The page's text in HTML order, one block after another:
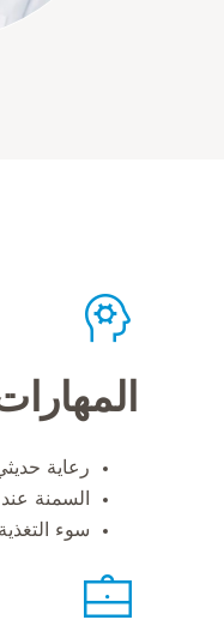
رعاية
السمنة
سوء التغذية